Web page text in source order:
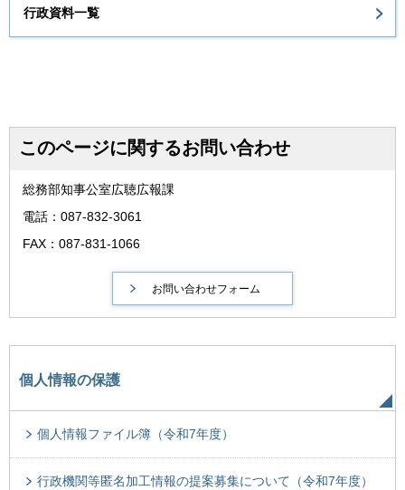
行政資料一覧
このページに関するお問い合わせ
総務部知事公室広聴広報課
電話：087-832-3061
FAX：087-831-1066
個人情報の保護
個人情報ファイル簿（令和7年度）
行政機関等匿名加工情報の提案募集について（令和7年度）